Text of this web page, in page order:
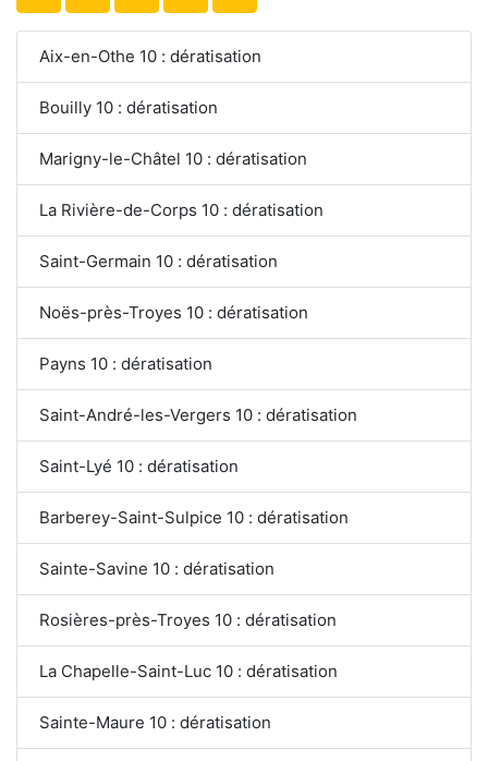
Aix-en-Othe 10 : dératisation
Bouilly 10 : dératisation
Marigny-le-Châtel 10 : dératisation
La Rivière-de-Corps 10 : dératisation
Saint-Germain 10 : dératisation
Noës-près-Troyes 10 : dératisation
Payns 10 : dératisation
Saint-André-les-Vergers 10 : dératisation
Saint-Lyé 10 : dératisation
Barberey-Saint-Sulpice 10 : dératisation
Sainte-Savine 10 : dératisation
Rosières-près-Troyes 10 : dératisation
La Chapelle-Saint-Luc 10 : dératisation
Sainte-Maure 10 : dératisation